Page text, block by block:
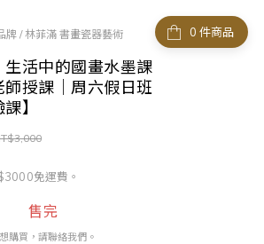
件商品
牌/林菲滿 書畫瓷器藝術
生活中的國畫水墨課
師授課｜周六假日班
】
免運費。
售完
購買，請聯絡我們。